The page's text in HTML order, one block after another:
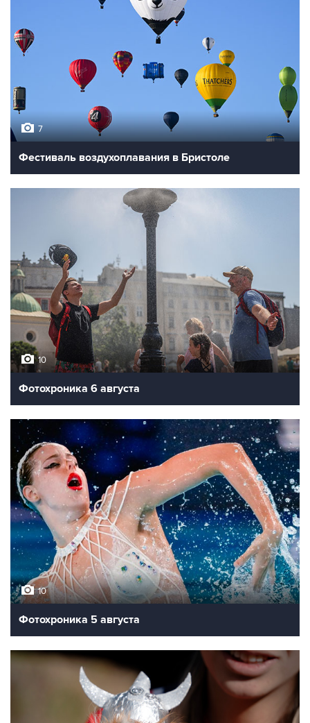
7
Фестиваль воздухоплавания в Бристоле
10
Фотохроника 6 августа
10
Фотохроника 5 августа